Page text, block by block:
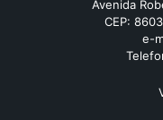
Avenida
CEP:
e-